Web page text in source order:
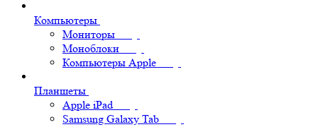
Компьютеры
Мониторы
Моноблоки
Компьютеры Apple
Планшеты
Apple iPad
Samsung Galaxy Tab